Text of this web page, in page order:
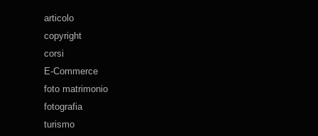
articolo
copyright
corsi
E-Commerce
foto matrimonio
fotografia
turismo